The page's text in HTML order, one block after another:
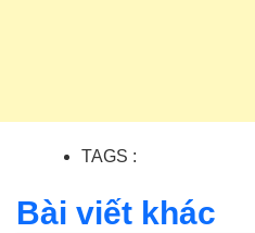
TAGS :
Bài viết khác